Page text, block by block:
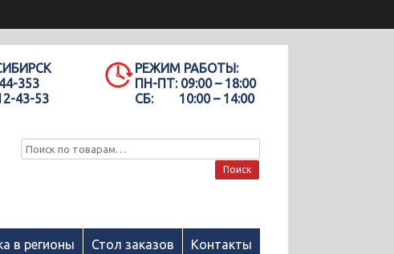
353
43-53
РЕЖИМ РАБОТЫ:
ПН-ПТ: 09:00 – 18:00
СБ:
10:00 – 14:00
Поиск
в регионы Стол заказов Контакты